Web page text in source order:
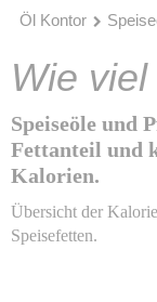
Öl Kontor
Wie
Speiseöle und
Fettanteil und
Kalorien.
Übersicht der
Speisefetten.